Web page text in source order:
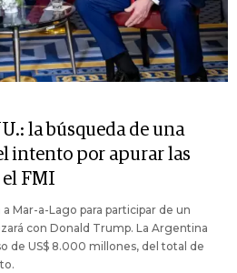
la búsqueda de una
intento por apurar las
el FMI
Mar-a-Lago para participar de un
con Donald Trump. La Argentina
de US$ 8.000 millones, del total de